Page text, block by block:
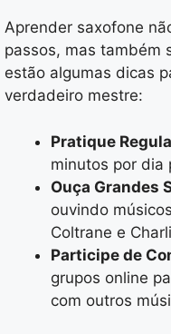
Aprender saxofone
passos, mas também
estão algumas dicas
verdadeiro mestre:
Pratique
minutos por dia
Ouça Grandes
ouvindo
Coltrane e
Participe de
grupos online
com outros